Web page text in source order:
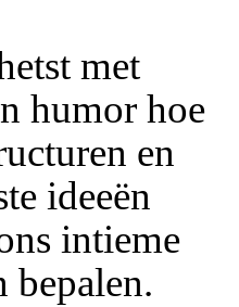
met
humor hoe
en
ideeën
intieme
bepalen.